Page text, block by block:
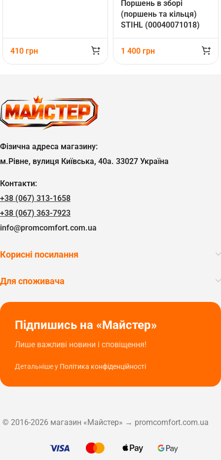
410 грн
Поршень в зборі
(поршень та кільця)
STIHL (00040071018)
1 400 грн
Фізична адреса магазину:
м.Рівне, вулиця Київська, 40а. 33027 Україна
Контакти:
+38 (067) 313-1658
+38 (067) 363-7923
info@promcomfort.com.ua
Корисні посилання
Для споживача
Підпишись на «Майстер»
Лише важливі новини і сповіщення!
Детальніше у Політика конфіденційності
© 2016-2026 магазин «Майстер» → promcomfort.com.ua